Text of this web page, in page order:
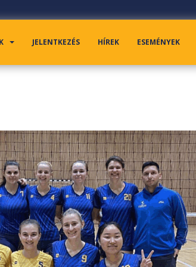
JELENTKEZÉS HÍREK ESEMÉNYEK